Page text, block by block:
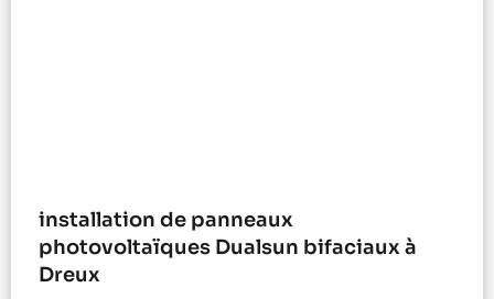
installation de panneaux
photovoltaïques Dualsun bifaciaux à
Dreux